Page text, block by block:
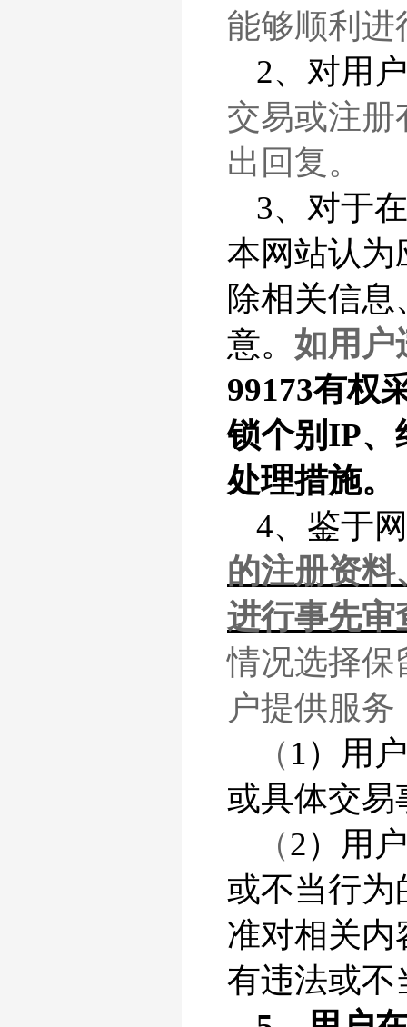
能够顺利进
2、对用户
交易或注册
出回复。
3、对于
本网站认为
除相关信
意。 如用户
99173有权
锁个别IP、
处理措施。
4、鉴于
的注册资
进行事先审
情况选择保
户提供服
（ 1）用
或具体交易
（2）用
或不当行为
准对相关内
有违法或不